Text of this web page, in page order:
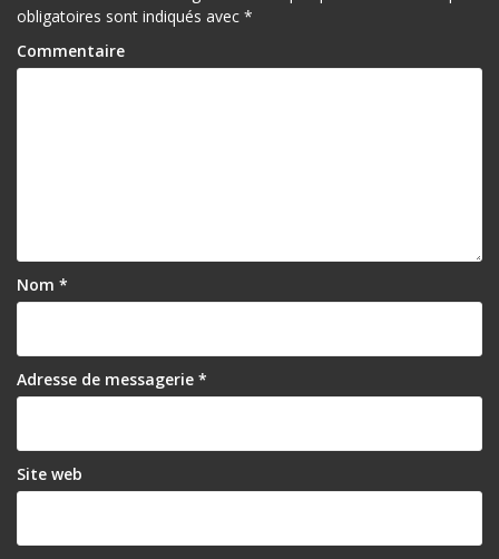
obligatoires sont indiqués avec *
Commentaire
Nom *
Adresse de messagerie *
Site web